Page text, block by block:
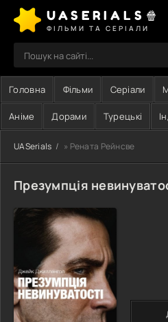
UASERIALS🍿
ФІЛЬМИ ТА СЕРІАЛИ
Головна Фільми Серіали
Аніме Дорами Турецькі
UASerials » Рената Рейнсве
Презумпція